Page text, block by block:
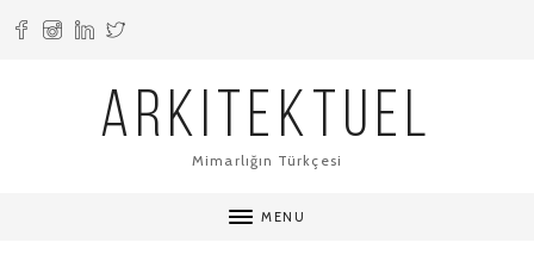
ARKITEKTUEL
Mimarlığın Türkçesi
MENU